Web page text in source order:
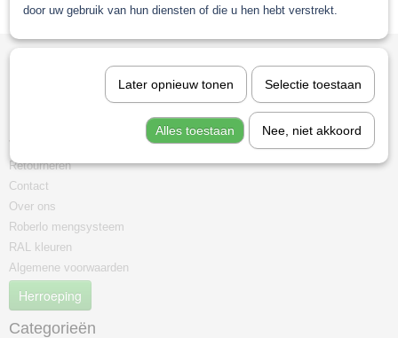
Verzenden
Retourneren
Contact
Over ons
Roberlo mengsysteem
RAL kleuren
Algemene voorwaarden
Herroeping
Categorieën
door uw gebruik van hun diensten of die u hen hebt verstrekt.
Later opnieuw tonen Selectie toestaan
Alles toestaan Nee, niet akkoord